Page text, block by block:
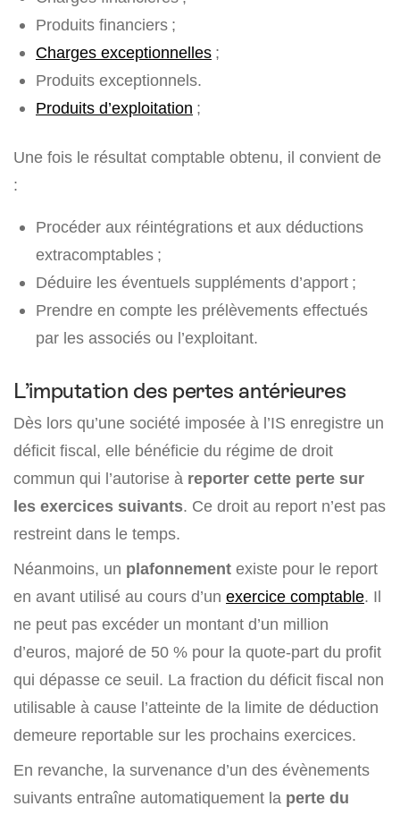
Produits financiers ;
Charges exceptionnelles ;
Produits exceptionnels.
Produits d’exploitation ;
Une fois le résultat comptable obtenu, il convient de
:
Procéder aux réintégrations et aux déductions
extracomptables ;
Déduire les éventuels suppléments d’apport ;
Prendre en compte les prélèvements effectués
par les associés ou l’exploitant.
L’imputation des pertes antérieures
Dès lors qu’une société imposée à l’IS enregistre un
déficit fiscal, elle bénéficie du régime de droit
commun qui l’autorise à reporter cette perte sur
les exercices suivants. Ce droit au report n’est pas
restreint dans le temps.
Néanmoins, un plafonnement existe pour le report
en avant utilisé au cours d’un exercice comptable. Il
ne peut pas excéder un montant d’un million
d’euros, majoré de 50 % pour la quote-part du profit
qui dépasse ce seuil. La fraction du déficit fiscal non
utilisable à cause l’atteinte de la limite de déduction
demeure reportable sur les prochains exercices.
En revanche, la survenance d’un des évènements
suivants entraîne automatiquement la perte du